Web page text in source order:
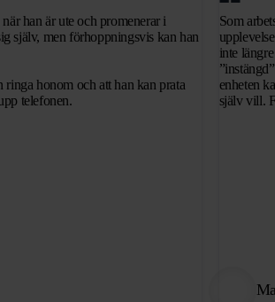
han är ute och promenerar i
själv, men förhoppningsvis kan han
ringa honom och att han kan prata
telefonen.
Som
inte
enheten
själv vill.